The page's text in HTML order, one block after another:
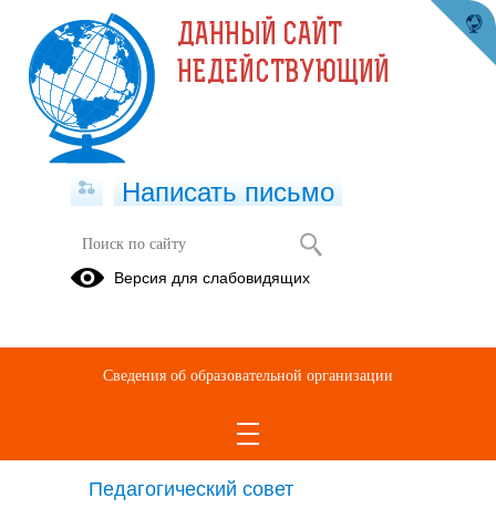
Cтруктурные подразделения
образовательной организации
Педагогический совет
ДАННЫЙ САЙТ
НЕДЕЙСТВУЮЩИЙ
Написать письмо
Версия для слабовидящих
Сведения об образовательной организации